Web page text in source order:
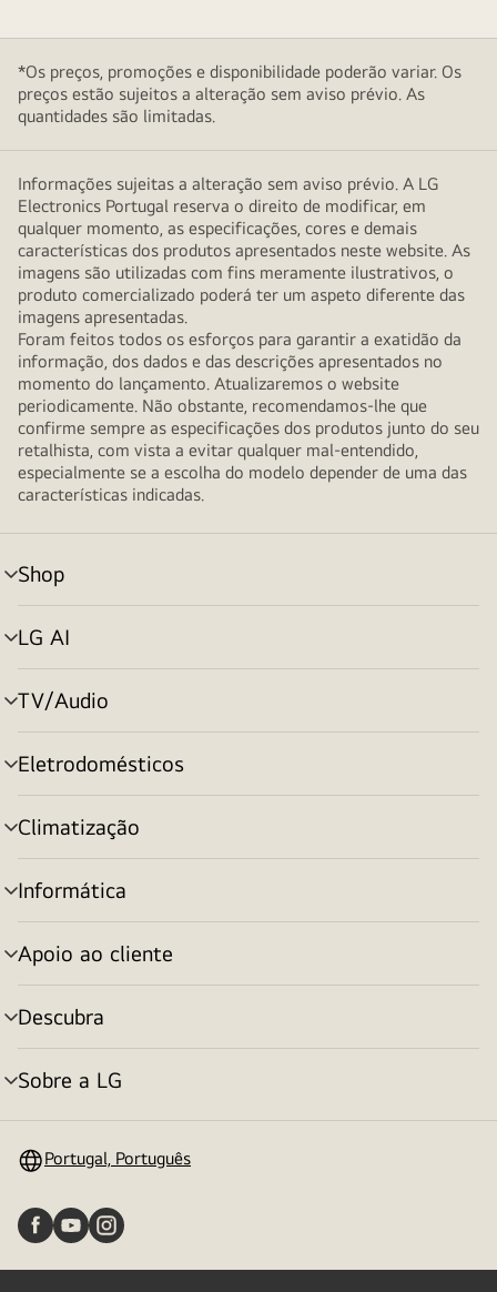
*Os preços, promoções e disponibilidade poderão variar. Os
preços estão sujeitos a alteração sem aviso prévio. As
quantidades são limitadas.
Informações sujeitas a alteração sem aviso prévio. A LG
Electronics Portugal reserva o direito de modificar, em
qualquer momento, as especificações, cores e demais
características dos produtos apresentados neste website. As
imagens são utilizadas com fins meramente ilustrativos, o
produto comercializado poderá ter um aspeto diferente das
imagens apresentadas.
Foram feitos todos os esforços para garantir a exatidão da
informação, dos dados e das descrições apresentados no
momento do lançamento. Atualizaremos o website
periodicamente. Não obstante, recomendamos-lhe que
confirme sempre as especificações dos produtos junto do seu
retalhista, com vista a evitar qualquer mal-entendido,
especialmente se a escolha do modelo depender de uma das
características indicadas.
Shop
alternar
menu
LG AI
alternar
menu
TV/Audio
alternar
menu
Eletrodomésticos
alternar
menu
Climatização
alternar
menu
Informática
alternar
menu
Apoio ao cliente
alternar
menu
Descubra
alternar
menu
Sobre a LG
alternar
Portugal, Português